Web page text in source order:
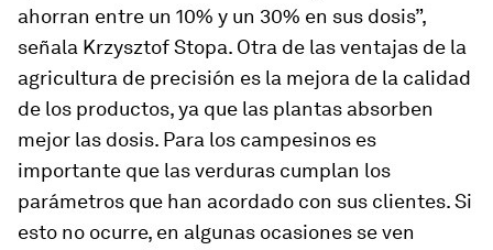
ahorran entre un 10% y un 30% en sus dosis”,
señala Krzysztof Stopa. Otra de las ventajas de la
agricultura de precisión es la mejora de la calidad
de los productos, ya que las plantas absorben
mejor las dosis. Para los campesinos es
importante que las verduras cumplan los
parámetros que han acordado con sus clientes. Si
esto no ocurre, en algunas ocasiones se ven